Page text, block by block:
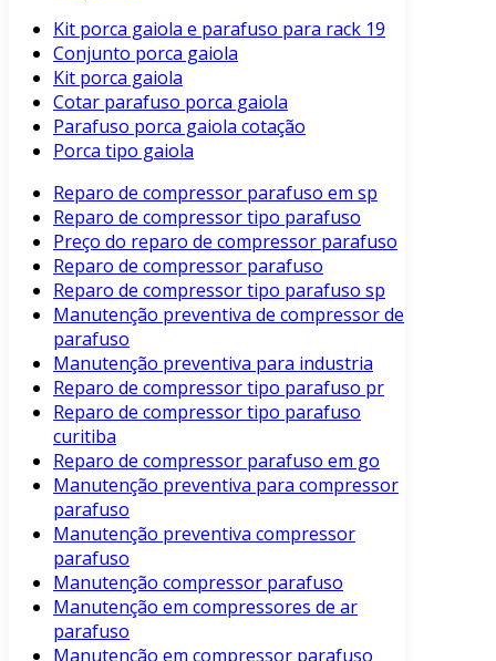
Kit porca gaiola e parafuso para rack 19
Conjunto porca gaiola
Kit porca gaiola
Cotar parafuso porca gaiola
Parafuso porca gaiola cotação
Porca tipo gaiola
Reparo de compressor parafuso em sp
Reparo de compressor tipo parafuso
Preço do reparo de compressor parafuso
Reparo de compressor parafuso
Reparo de compressor tipo parafuso sp
Manutenção preventiva de compressor de
parafuso
Manutenção preventiva para industria
Reparo de compressor tipo parafuso pr
Reparo de compressor tipo parafuso
curitiba
Reparo de compressor parafuso em go
Manutenção preventiva para compressor
parafuso
Manutenção preventiva compressor
parafuso
Manutenção compressor parafuso
Manutenção em compressores de ar
parafuso
Manutenção em compressor parafuso